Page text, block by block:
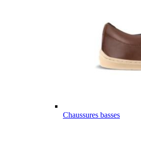
Chaussures basses